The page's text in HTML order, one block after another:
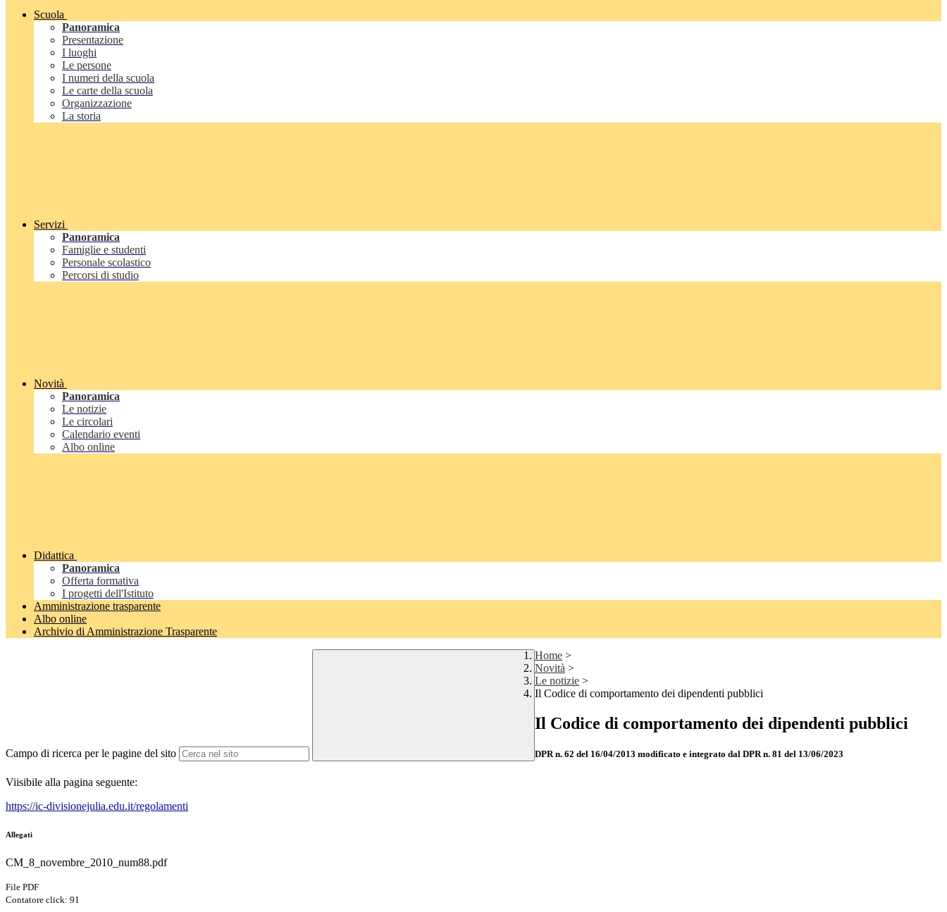
Scuola
Panoramica
Presentazione
I luoghi
Le persone
I numeri della scuola
Le carte della scuola
Organizzazione
La storia
Servizi
Panoramica
Famiglie e studenti
Personale scolastico
Percorsi di studio
Novità
Panoramica
Le notizie
Le circolari
Calendario eventi
Albo online
Didattica
Panoramica
Offerta formativa
I progetti dell'Istituto
Amministrazione trasparente
Albo online
Archivio di Amministrazione Trasparente
Campo di ricerca per le pagine del sito
Home >
Novità >
Le notizie >
Il Codice di comportamento dei dipendenti pubblici
Il Codice di comportamento dei dipendenti pubblici
DPR n. 62 del 16/04/2013 modificato e integrato dal DPR n. 81 del 13/06/2023
Viisibile alla pagina seguente:
https://ic-divisionejulia.edu.it/regolamenti
Allegati
CM_8_novembre_2010_num88.pdf
File PDF
Contatore click: 91